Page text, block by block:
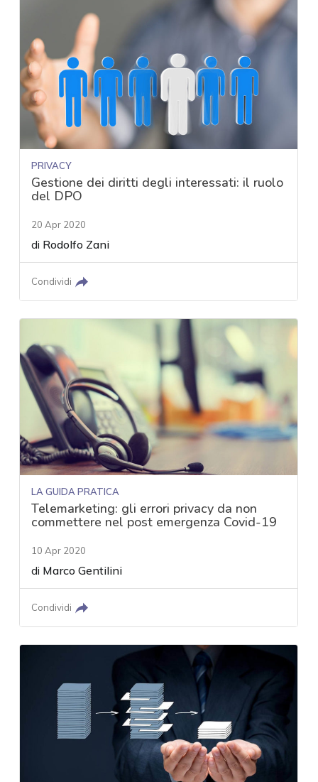
PRIVACY
Gestione dei diritti degli interessati: il ruolo
del DPO
20 Apr 2020
di Rodolfo Zani
Condividi
LA GUIDA PRATICA
Telemarketing: gli errori privacy da non
commettere nel post emergenza Covid-19
10 Apr 2020
di Marco Gentilini
Condividi